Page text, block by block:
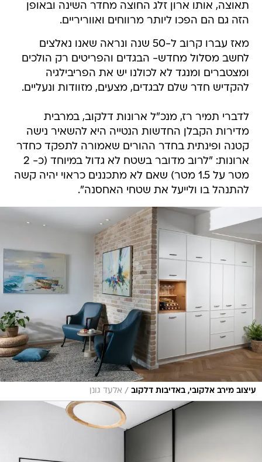
תאוצה, אותו ארון זלג החוצה מחדר השינה ובאופן
הזה גם הם הפכו ליותר מרווחים ואווריריים.
מאז עברו קרוב ל-50 שנה ונראה שאנו נאלצים
לחשב מסלול מחדש- הבגדים והפריטים רק הולכים
ומצטברים ומנגד לא לכולנו יש את הפריבילגיה
להקדיש חדר שלם לבגדים, מצעים, מזוודות ונעליים.
לדברי תמיר רז, מנכ"ל ארונות דלקוב, במרבית
מדירות הקבלן החדשות הנטייה היא להשאיר נישה
קטנה ופינתית בחדר ההורים שאמורה לתפקד כחדר
ארונות: "לרוב מדובר בשטח לא גדול במיוחד (כ- 2
מטר על 1.5 מטר) שאם לא מתכננים כראוי יהיה קשה
להתנהל בו ולייעל את שטחי האחסנה".
עיצוב מירב אלקובי, באדיבות דלקוב / אלעד גונן